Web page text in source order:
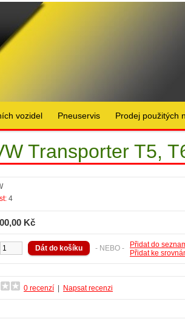
vozidel Pneuservis Prodej použitých
Transporter T5,
4
Kč
- NEBO -
Přidat do
Přidat ke
0 recenzí Napsat recenzi